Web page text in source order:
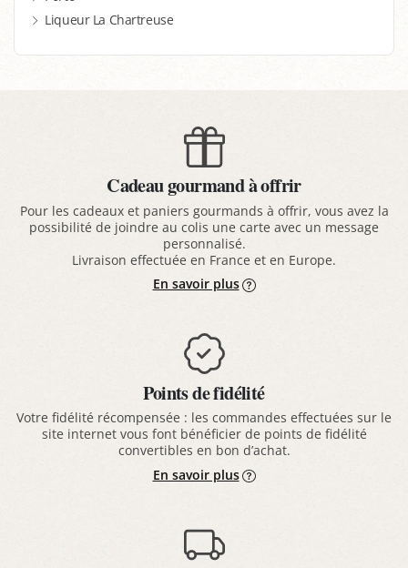
Liqueur La Chartreuse
Cadeau gourmand à offrir
Pour les cadeaux et paniers gourmands à offrir, vous avez la
possibilité de joindre au colis une carte avec un message
personnalisé.
Livraison effectuée en France et en Europe.
En savoir plus
Points de fidélité
Votre fidélité récompensée : les commandes effectuées sur le
site internet vous font bénéficier de points de fidélité
convertibles en bon d’achat.
En savoir plus